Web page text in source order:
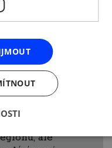
ryze českým
obchodně
– jednatel
Bc. Pavel
ale